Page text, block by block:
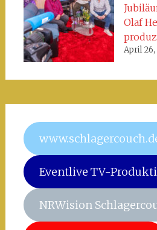
Olaf
April
Eventlive TV-
NRWision